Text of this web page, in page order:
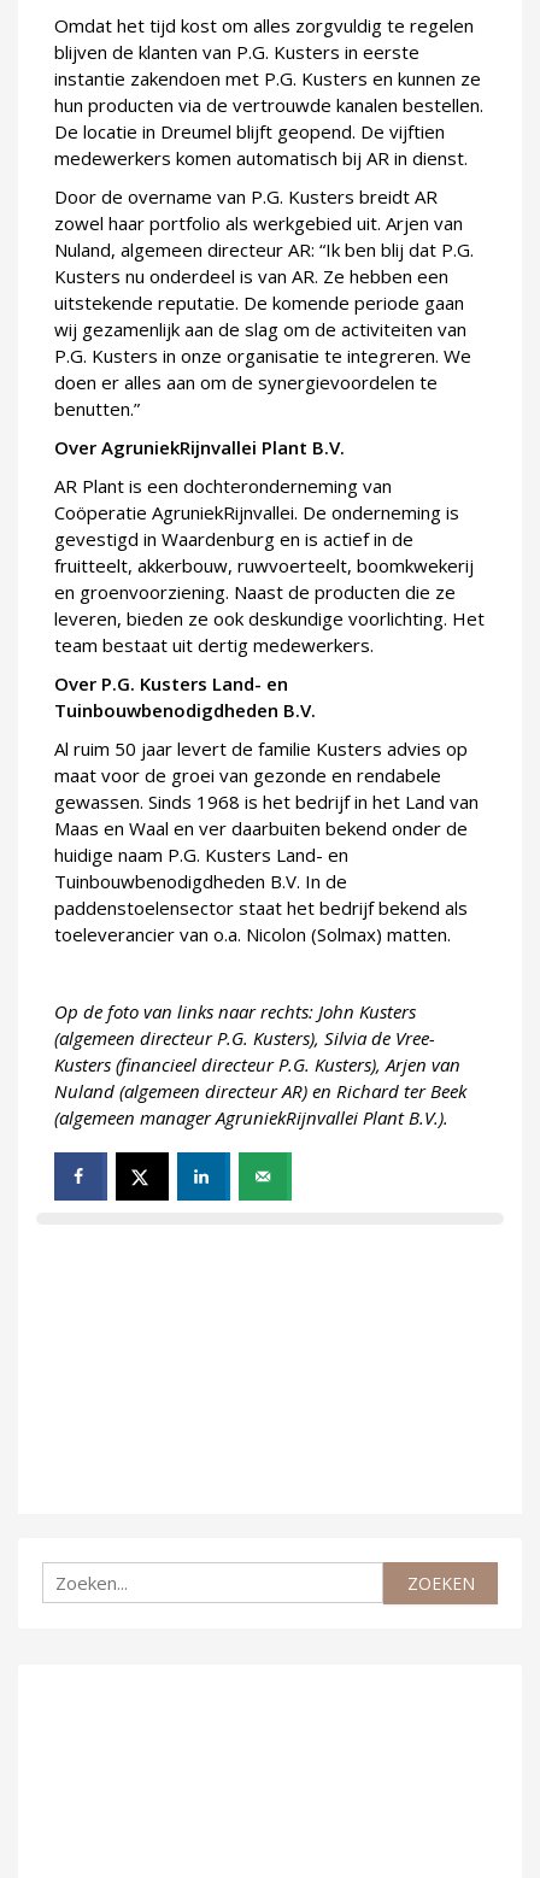
Omdat het tijd kost om alles zorgvuldig te regelen
blijven de klanten van P.G. Kusters in eerste
instantie zakendoen met P.G. Kusters en kunnen ze
hun producten via de vertrouwde kanalen bestellen.
De locatie in Dreumel blijft geopend. De vijftien
medewerkers komen automatisch bij AR in dienst.
Door de overname van P.G. Kusters breidt AR
zowel haar portfolio als werkgebied uit. Arjen van
Nuland, algemeen directeur AR: “Ik ben blij dat P.G.
Kusters nu onderdeel is van AR. Ze hebben een
uitstekende reputatie. De komende periode gaan
wij gezamenlijk aan de slag om de activiteiten van
P.G. Kusters in onze organisatie te integreren. We
doen er alles aan om de synergievoordelen te
benutten.”
Over AgruniekRijnvallei Plant B.V.
AR Plant is een dochteronderneming van
Coöperatie AgruniekRijnvallei. De onderneming is
gevestigd in Waardenburg en is actief in de
fruitteelt, akkerbouw, ruwvoerteelt, boomkwekerij
en groenvoorziening. Naast de producten die ze
leveren, bieden ze ook deskundige voorlichting. Het
team bestaat uit dertig medewerkers.
Over P.G. Kusters Land- en
Tuinbouwbenodigdheden B.V.
Al ruim 50 jaar levert de familie Kusters advies op
maat voor de groei van gezonde en rendabele
gewassen. Sinds 1968 is het bedrijf in het Land van
Maas en Waal en ver daarbuiten bekend onder de
huidige naam P.G. Kusters Land- en
Tuinbouwbenodigdheden B.V. In de
paddenstoelensector staat het bedrijf bekend als
toeleverancier van o.a. Nicolon (Solmax) matten.
Op de foto van links naar rechts: John Kusters
(algemeen directeur P.G. Kusters), Silvia de Vree-
Kusters (financieel directeur P.G. Kusters), Arjen van
Nuland (algemeen directeur AR) en Richard ter Beek
(algemeen manager AgruniekRijnvallei Plant B.V.).